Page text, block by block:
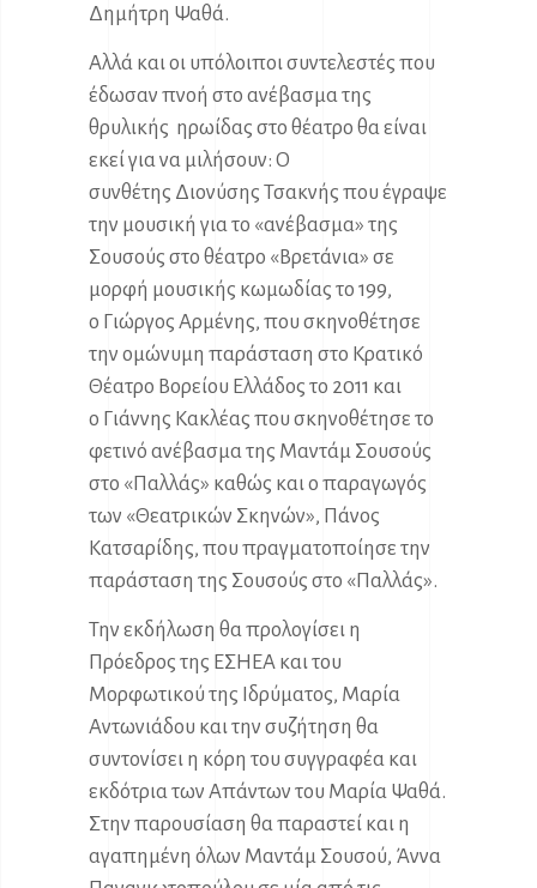
Δημήτρη Ψαθά.
Αλλά και οι υπόλοιποι συντελεστές που
έδωσαν πνοή στο ανέβασμα της
θρυλικής ηρωίδας στο θέατρο θα είναι
εκεί για να μιλήσουν: Ο
συνθέτης Διονύσης Τσακνής που έγραψε
την μουσική για το «ανέβασμα» της
Σουσούς στο θέατρο «Βρετάνια» σε
μορφή μουσικής κωμωδίας το 199,
ο Γιώργος Αρμένης, που σκηνοθέτησε
την ομώνυμη παράσταση στο Κρατικό
Θέατρο Βορείου Ελλάδος το 2011 και
ο Γιάννης Κακλέας που σκηνοθέτησε το
φετινό ανέβασμα της Μαντάμ Σουσούς
στο «Παλλάς» καθώς και ο παραγωγός
των «Θεατρικών Σκηνών», Πάνος
Κατσαρίδης, που πραγματοποίησε την
παράσταση της Σουσούς στο «Παλλάς».
Την εκδήλωση θα προλογίσει η
Πρόεδρος της ΕΣΗΕΑ και του
Μορφωτικού της Ιδρύματος, Μαρία
Αντωνιάδου και την συζήτηση θα
συντονίσει η κόρη του συγγραφέα και
εκδότρια των Απάντων του Μαρία Ψαθά.
Στην παρουσίαση θα παραστεί και η
αγαπημένη όλων Μαντάμ Σουσού, Άννα